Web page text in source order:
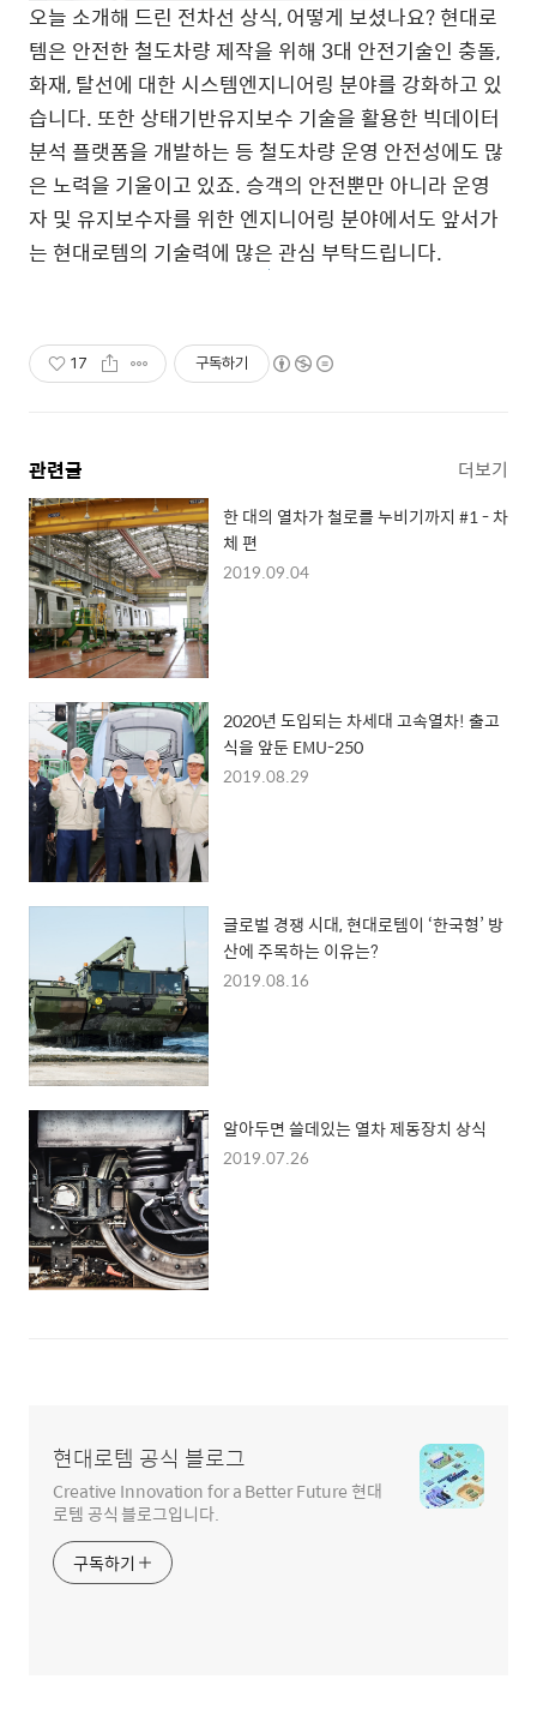
오늘 소개해 드린 전차선 상식, 어떻게 보셨나요? 현대로
템은 안전한 철도차량 제작을 위해 3대 안전기술인 충돌,
화재, 탈선에 대한 시스템엔지니어링 분야를 강화하고 있
습니다. 또한 상태기반유지보수 기술을 활용한 빅데이터
분석 플랫폼을 개발하는 등 철도차량 운영 안전성에도 많
은 노력을 기울이고 있죠. 승객의 안전뿐만 아니라 운영
자 및 유지보수자를 위한 엔지니어링 분야에서도 앞서가
는 현대로템의 기술력에 많은 관심 부탁드립니다.
17 구독하기
관련글 더보기
한 대의 열차가 철로를 누비기까지 #1 - 차
체 편
2019.09.04
2020년 도입되는 차세대 고속열차! 출고
식을 앞둔 EMU-250
2019.08.29
글로벌 경쟁 시대, 현대로템이 ‘한국형’ 방
산에 주목하는 이유는?
2019.08.16
알아두면 쓸데있는 열차 제동장치 상식
2019.07.26
현대로템 공식 블로그
Creative Innovation for a Better Future 현대
로템 공식 블로그입니다.
구독하기